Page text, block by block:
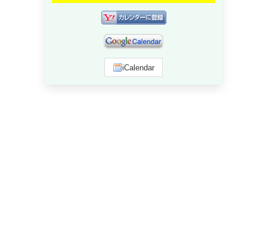
iCalendar